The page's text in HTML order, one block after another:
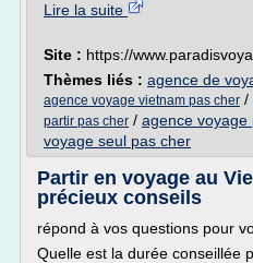
Lire la suite
Site : https://
Thèmes liés : agence de
agence voyage vietnam pas cher /
partir pas cher / agence voyage
voyage seul pas cher
Partir en voyage au
précieux conseils
répond à vos questions pour
Quelle est la durée conseillée